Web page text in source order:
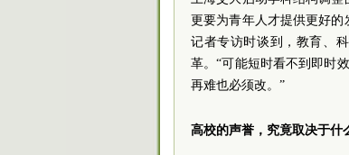
更要为青年人才提供更好
记者专访时谈到，教育、
革。“可能短时看不到即时
再难也必须改。”
高校的声誉，究竟取决于什